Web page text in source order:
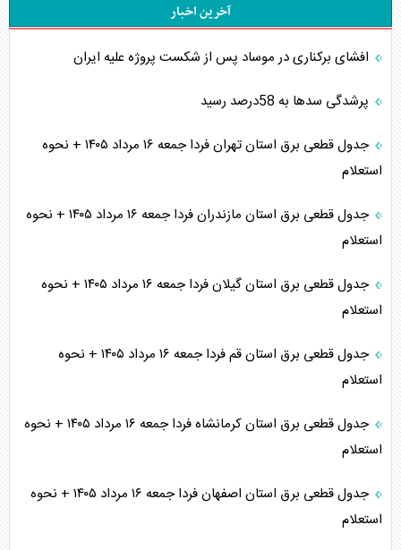
آخرین اخبار
افشای برکناری در موساد پس از شکست پروژه علیه ایران
پرشدگی سدها به 58درصد رسید
جدول قطعی برق استان تهران فردا جمعه ۱۶ مرداد ۱۴۰۵ + نحوه
استعلام
جدول قطعی برق استان مازندران فردا جمعه ۱۶ مرداد ۱۴۰۵ + نحوه
استعلام
جدول قطعی برق استان گیلان فردا جمعه ۱۶ مرداد ۱۴۰۵ + نحوه
استعلام
جدول قطعی برق استان قم فردا جمعه ۱۶ مرداد ۱۴۰۵ + نحوه
استعلام
جدول قطعی برق استان کرمانشاه فردا جمعه ۱۶ مرداد ۱۴۰۵ + نحوه
استعلام
جدول قطعی برق استان اصفهان فردا جمعه ۱۶ مرداد ۱۴۰۵ + نحوه
استعلام